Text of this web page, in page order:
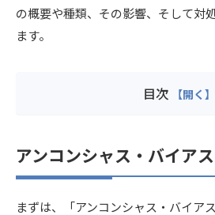
の概要や種類、その影響、そして対
ます。
目次
アンコンシャス・バイア
まずは、「アンコンシャス・バイア